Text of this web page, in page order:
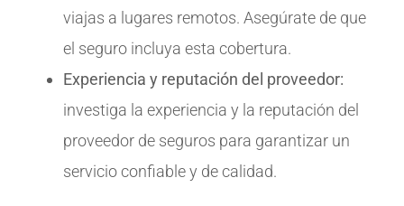
viajas a lugares remotos. Asegúrate de que
el seguro incluya esta cobertura.
Experiencia y reputación del proveedor:
investiga la experiencia y la reputación del
proveedor de seguros para garantizar un
servicio confiable y de calidad.